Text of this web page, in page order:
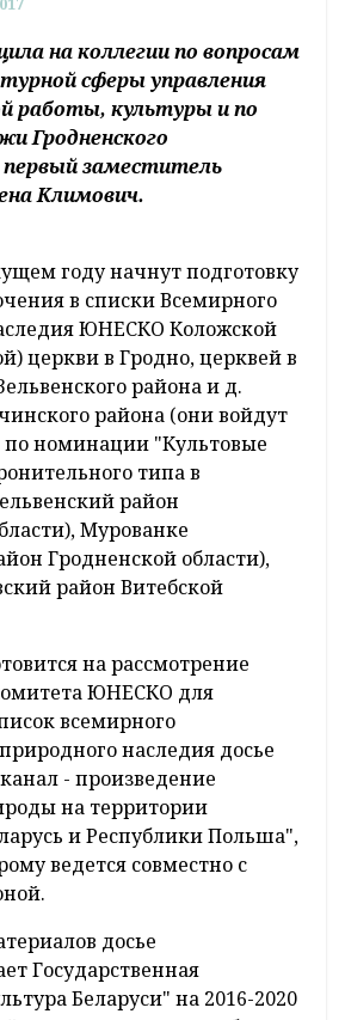
на коллегии по вопросам
сферы управления
работы, культуры и по
Гродненского
заместитель
Климович.
году начнут подготовку
в списки Всемирного
ЮНЕСКО Коложской
церкви в Гродно, церквей в
района и д.
района (они войдут
по номинации "Культовые
типа в
район
Мурованке
Гродненской области),
район Витебской
на рассмотрение
ЮНЕСКО для
всемирного
наследия досье
- произведение
на территории
и Республики Польша",
ведется совместно с
досье
Государственная
Беларуси" на 2016-2020